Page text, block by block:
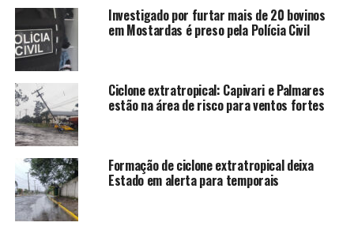
Investigado por furtar mais de 20 bovinos
em Mostardas é preso pela Polícia Civil
Ciclone extratropical: Capivari e Palmares
estão na área de risco para ventos fortes
Formação de ciclone extratropical deixa
Estado em alerta para temporais